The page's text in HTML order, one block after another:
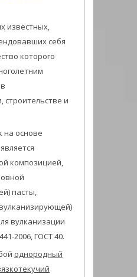
известных,
себя
которого
и
на основе
композицией,
пасты,
вулканизации
2006, ГОСТ 40.
однородный